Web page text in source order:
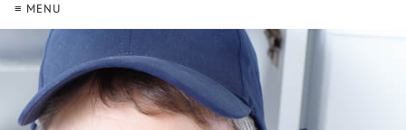
≡ MENU